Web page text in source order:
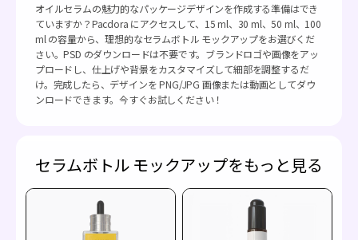
オイルセラムの魅力的なパッケージデザインを作成する準備はでき
ていますか？Pacdora にアクセスして、15 ml、30 ml、50 ml、100
ml の容量から、理想的なセラムボトル モックアップをお選びくだ
さい。PSD のダウンロードは不要です。ブランドロゴや画像をアッ
プロードし、仕上げや背景をカスタマイズして細部を調整するだ
け。完成したら、デザインを PNG/JPG 画像または動画としてダウ
ンロードできます。今すぐお試しください！
セラムボトル モックアップをもっと見る